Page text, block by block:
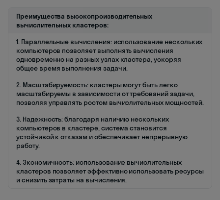
Преимущества высокопроизводительных
вычислительных кластеров:
1. Параллельные вычисления: использование нескольких
компьютеров позволяет выполнять вычисления
одновременно на разных узлах кластера, ускоряя
общее время выполнения задачи.
2. Масштабируемость: кластеры могут быть легко
масштабируемы в зависимости от требований задачи,
позволяя управлять ростом вычислительных мощностей.
3. Надежность: благодаря наличию нескольких
компьютеров в кластере, система становится
устойчивой к отказам и обеспечивает непрерывную
работу.
4. Экономичность: использование вычислительных
кластеров позволяет эффективно использовать ресурсы
и снизить затраты на вычисления.